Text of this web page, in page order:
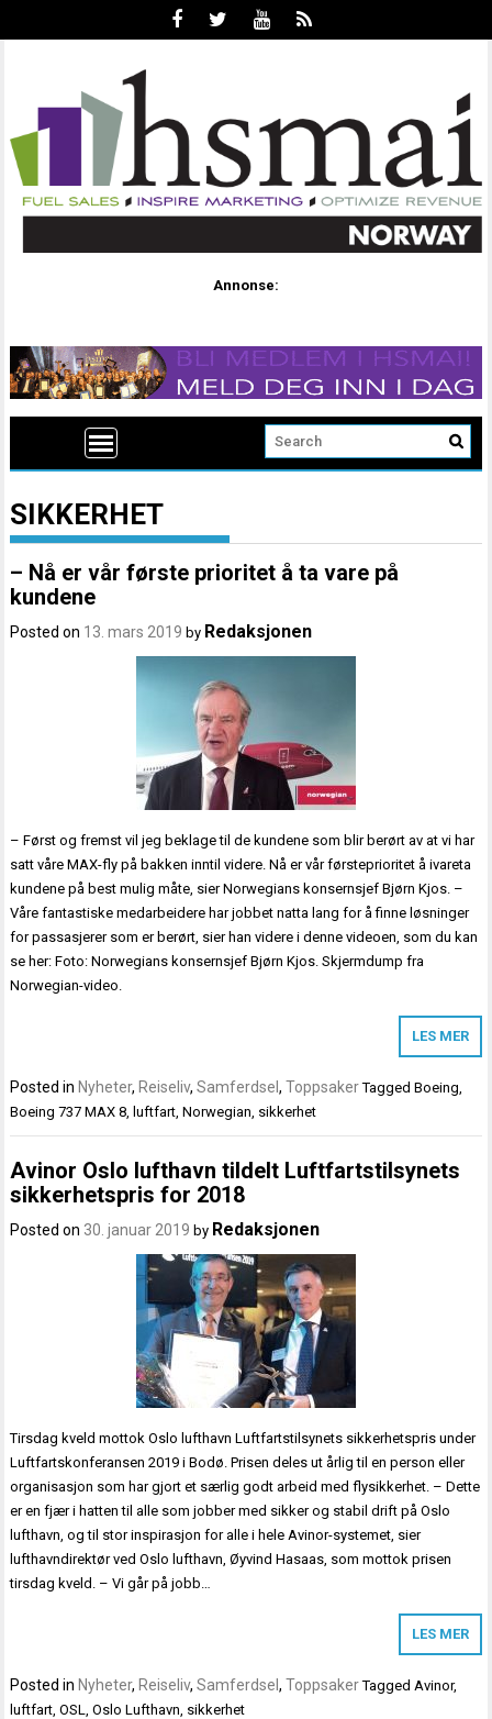
Annonse:
SIKKERHET
– Nå er vår første prioritet å ta vare på
kundene
Posted on 13. mars 2019 by Redaksjonen
– Først og fremst vil jeg beklage til de kundene som blir berørt av at vi har
satt våre MAX-fly på bakken inntil videre. Nå er vår førsteprioritet å ivareta
kundene på best mulig måte, sier Norwegians konsernsjef Bjørn Kjos. –
Våre fantastiske medarbeidere har jobbet natta lang for å finne løsninger
for passasjerer som er berørt, sier han videre i denne videoen, som du kan
se her: Foto: Norwegians konsernsjef Bjørn Kjos. Skjermdump fra
Norwegian-video.
LES MER
Posted in Nyheter, Reiseliv,Samferdsel,Toppsaker TaggedBoeing,
Boeing 737 MAX 8, luftfart,Norwegian, sikkerhet
Avinor Oslo lufthavn tildelt Luftfartstilsynets
sikkerhetspris for 2018
Posted on 30. januar 2019 by Redaksjonen
Tirsdag kveld mottok Oslo lufthavn Luftfartstilsynets sikkerhetspris under
Luftfartskonferansen 2019 i Bodø. Prisen deles ut årlig til en person eller
organisasjon som har gjort et særlig godt arbeid med flysikkerhet. – Dette
er en fjær i hatten til alle som jobber med sikker og stabil drift på Oslo
lufthavn, og til stor inspirasjon for alle i hele Avinor-systemet, sier
lufthavndirektør ved Oslo lufthavn, Øyvind Hasaas, som mottok prisen
tirsdag kveld. – Vi går på jobb…
LES MER
Posted in Nyheter, Reiseliv,Samferdsel,Toppsaker Tagged Avinor,
luftfart ,OSL ,Oslo Lufthavn sikkerhet